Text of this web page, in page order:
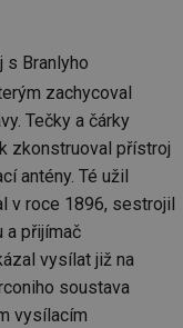
s Branlyho
zachycoval
Tečky a čárky
zkonstruoval přístroj
antény. Té užil
v roce 1896, sestrojil
a přijímač
vysílat již na
soustava
vysílacím